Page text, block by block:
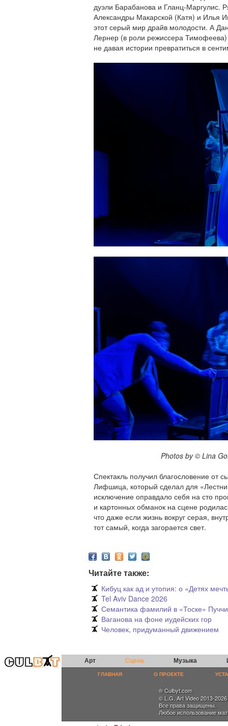
дуэли Барабанова и Гланц-Маргулис.
Александры Макарской (Катя) и Илья
этот серый мир драйв молодости. А
Лернер (в роли режиссера
не давая истории превратиться в
Photos by © Lina
Спектакль получил благословение от
Лифшица, который сделал для
исключение оправдало себя на сто
и картонных обманок на сцене
что даже если жизнь вокруг серая,
тот самый, когда загорается свет.
Читайте также:
Кибуц как ад и утопия: о «Детях
Tel Aviv Dance 2026
Семантика фамилий в «Тоске»
Ваганова на фоне иудейских гор
Человек, придуманный движением
Арт Сцена Музыка
ГЛАВНАЯ О ПРОЕКТЕ
® Culbyt.com
© L.G. Art Video 2013-2026
Все права защищены.
Любое использование